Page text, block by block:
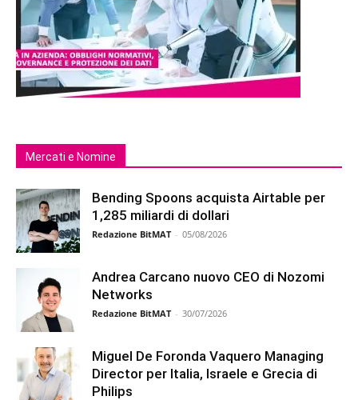
Mercati e Nomine
Bending Spoons acquista Airtable per
1,285 miliardi di dollari
Redazione BitMAT - 05/08/2026
Andrea Carcano nuovo CEO di Nozomi
Networks
Redazione BitMAT - 30/07/2026
Miguel De Foronda Vaquero Managing
Director per Italia, Israele e Grecia di
Philips